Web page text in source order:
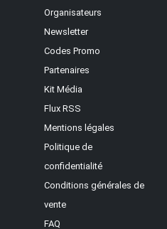
Organisateurs
Newsletter
Codes Promo
Partenaires
Kit Média
Flux RSS
Mentions légales
Politique de
confidentialité
Conditions générales de
vente
FAQ